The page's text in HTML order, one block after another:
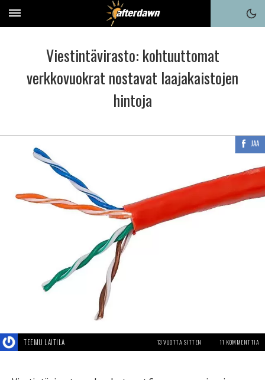
Viestintävirasto: kohtuuttomat
verkkovuokrat nostavat laajakaistojen
hintoja
JAA
TEEMU LAITILA 13 VUOTTA SITTEN 11 KOMMENTTIA